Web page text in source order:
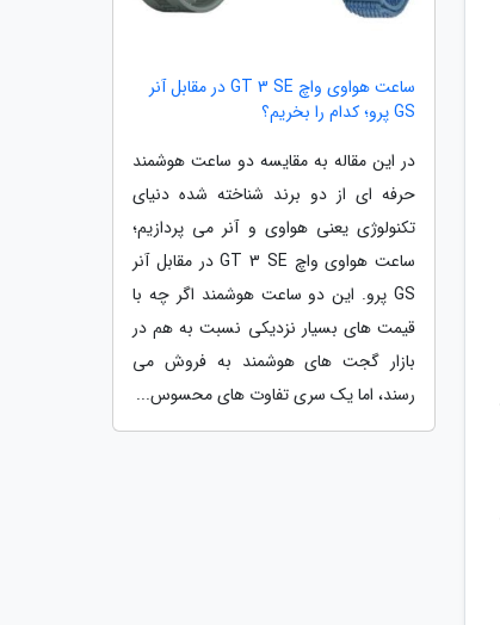
ساعت هواوی واچ GT 3 SE در مقابل آنر
GS پرو؛ کدام را بخریم؟
در این مقاله به مقایسه دو ساعت هوشمند
حرفه ای از دو برند شناخته شده دنیای
تکنولوژی یعنی هواوی و آنر می پردازیم؛
ساعت هواوی واچ GT 3 SE در مقابل آنر
GS پرو. این دو ساعت هوشمند اگر چه با
قیمت های بسیار نزدیکی نسبت به هم در
بازار گجت های هوشمند به فروش می
رسند، اما یک سری تفاوت های محسوس...